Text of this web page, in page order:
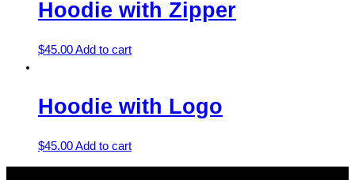
Hoodie with Zipper
$45.00Add to cart
Hoodie with Logo
$45.00Add to cart